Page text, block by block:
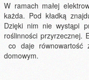
W ramach małej
każda. Pod kładką
Dzięki nim nie wystąpi
roślinności przyrzecznej.
co daje równowartość
domowym.